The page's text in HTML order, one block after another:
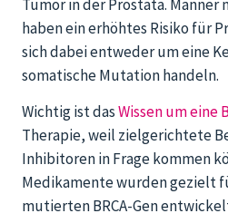
Tumor in der Prostata. Männer
haben ein erhöhtes Risiko für
sich dabei entweder um eine
somatische Mutation handeln.
Wichtig ist dasWissen um eine
Therapie, weil zielgerichtete
Inhibitoren in Frage kommen
Medikamente wurden gezielt
mutierten BRCA-Gen